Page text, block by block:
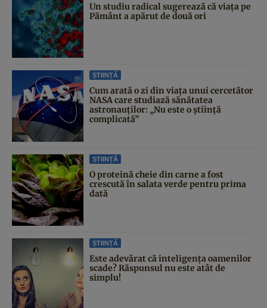
Un studiu radical sugerează că viața pe
Pământ a apărut de două ori
ȘTIINȚĂ
Cum arată o zi din viața unui cercetător
NASA care studiază sănătatea
astronauților: „Nu este o știință
complicată”
ȘTIINȚĂ
O proteină cheie din carne a fost
crescută în salata verde pentru prima
dată
ȘTIINȚĂ
Este adevărat că inteligența oamenilor
scade? Răspunsul nu este atât de
simplu!